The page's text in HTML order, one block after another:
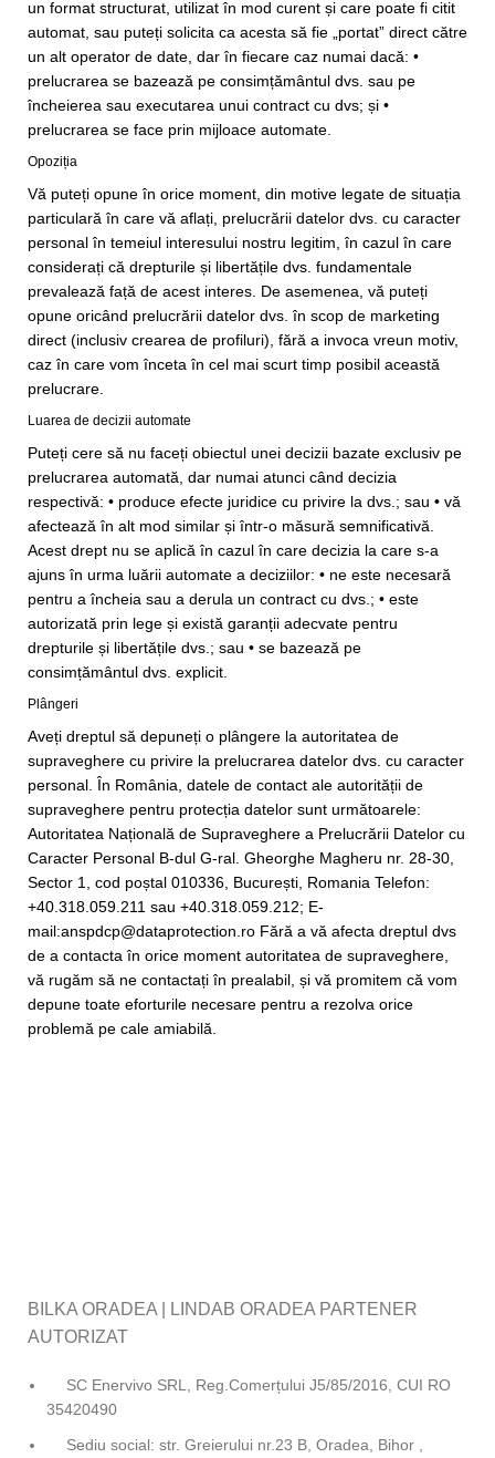
un format structurat, utilizat în mod curent și care poate fi citit
automat, sau puteți solicita ca acesta să fie „portat” direct către
un alt operator de date, dar în fiecare caz numai dacă: •
prelucrarea se bazează pe consimțământul dvs. sau pe
încheierea sau executarea unui contract cu dvs; și •
prelucrarea se face prin mijloace automate.
Opoziția
Vă puteți opune în orice moment, din motive legate de situația
particulară în care vă aflați, prelucrării datelor dvs. cu caracter
personal în temeiul interesului nostru legitim, în cazul în care
considerați că drepturile și libertățile dvs. fundamentale
prevalează față de acest interes. De asemenea, vă puteți
opune oricând prelucrării datelor dvs. în scop de marketing
direct (inclusiv crearea de profiluri), fără a invoca vreun motiv,
caz în care vom înceta în cel mai scurt timp posibil această
prelucrare.
Luarea de decizii automate
Puteți cere să nu faceți obiectul unei decizii bazate exclusiv pe
prelucrarea automată, dar numai atunci când decizia
respectivă: • produce efecte juridice cu privire la dvs.; sau • vă
afectează în alt mod similar și într-o măsură semnificativă.
Acest drept nu se aplică în cazul în care decizia la care s-a
ajuns în urma luării automate a deciziilor: • ne este necesară
pentru a încheia sau a derula un contract cu dvs.; • este
autorizată prin lege și există garanții adecvate pentru
drepturile și libertățile dvs.; sau • se bazează pe
consimțământul dvs. explicit.
Plângeri
Aveți dreptul să depuneți o plângere la autoritatea de
supraveghere cu privire la prelucrarea datelor dvs. cu caracter
personal. În România, datele de contact ale autorității de
supraveghere pentru protecția datelor sunt următoarele:
Autoritatea Națională de Supraveghere a Prelucrării Datelor cu
Caracter Personal B-dul G-ral. Gheorghe Magheru nr. 28-30,
Sector 1, cod poștal 010336, București, Romania Telefon:
+40.318.059.211 sau +40.318.059.212; E-
mail:anspdcp@dataprotection.ro Fără a vă afecta dreptul dvs
de a contacta în orice moment autoritatea de supraveghere,
vă rugăm să ne contactați în prealabil, și vă promitem că vom
depune toate eforturile necesare pentru a rezolva orice
problemă pe cale amiabilă.
BILKA ORADEA | LINDAB ORADEA PARTENER
AUTORIZAT
SC Enervivo SRL, Reg.Comerțului J5/85/2016, CUI RO
35420490
Sediu social: str. Greierului nr.23 B, Oradea, Bihor ,